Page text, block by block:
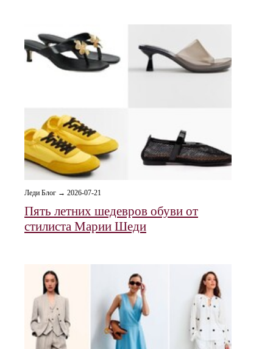
Леди Блог → 2026-07-21
Пять летних шедевров обуви от
стилиста Марии Шеди